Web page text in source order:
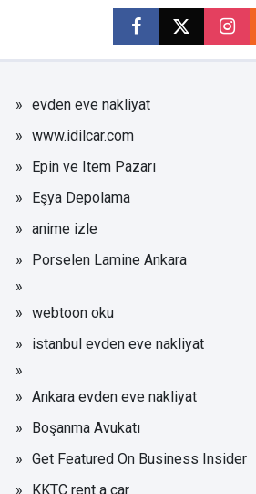
evden eve nakliyat
www.idilcar.com
Epin ve Item Pazarı
Eşya Depolama
anime izle
Porselen Lamine Ankara
webtoon oku
istanbul evden eve nakliyat
Ankara evden eve nakliyat
Boşanma Avukatı
Get Featured On Business Insider
KKTC rent a car